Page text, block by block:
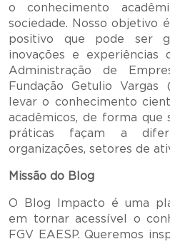
o conhecimento
sociedade. Nosso objetivo
positivo que pode ser
inovações e experiências
Administração de
Fundação Getulio Vargas
levar o conhecimento
acadêmicos, de forma
práticas façam a
organizações, setores de
Missão do Blog
O Blog Impacto é uma
em tornar acessível o
FGV EAESP. Queremos